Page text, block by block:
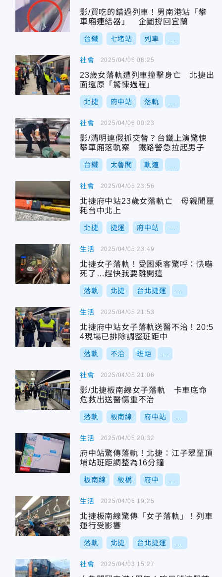
影/買吃的錯過列車！男南港站「攀
車廂連結器」 企圖撐回宜蘭
台鐵 七堵站 列車
社會
23歲女落軌遭列車撞擊身亡 北捷出
面還原「驚悚過程」
北捷 府中站 落軌
2025/04/06 08:25
社會
影/清明連假抓交替？台鐵上演驚悚
攀車廂落軌案 鐵路警急拉起男子
台鐵 太魯閣 軌道
2025/04/06 00:23
社會
北捷府中站23歲女落軌亡 母親聞噩
耗台中北上
北捷 捷運 府中站
2025/04/05 23:56
生活
北捷女子落軌！受困乘客驚呼：快嚇
死了…趕快我要離開這
落軌 北捷 台北捷運
2025/04/05 23:49
生活
北捷府中站女子落軌送醫不治！20:5
4現場已排除調整班距中
落軌 不治 班距
2025/04/05 21:53
社會
影/北捷板南線女子落軌 卡車底命
危救出送醫傷重不治
落軌 板南線 府中站
2025/04/05 21:06
生活
府中站驚傳落軌！北捷：江子翠至頂
埔站班距調整為16分鐘
板南線 板橋 府中
2025/04/05 20:32
生活
北捷板南線驚傳「女子落軌」！列車
運行受影響
落軌 北捷 台北捷運
2025/04/05 19:25
社會 2025/04/03 15:27